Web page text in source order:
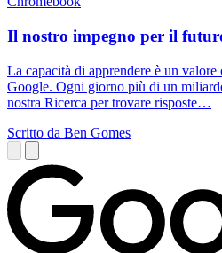
Il nostro impegno per il
La capacità di apprendere è un
Google. Ogni giorno più di un
nostra Ricerca per trovare risposte…
Scritto da Ben Gomes